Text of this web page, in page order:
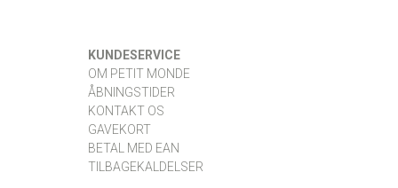
KUNDESERVICE
OM PETIT MONDE
ÅBNINGSTIDER
KONTAKT OS
GAVEKORT
BETAL MED EAN
TILBAGEKALDELSER